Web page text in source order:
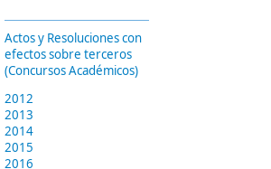
Actos y Resoluciones con
efectos sobre terceros
(Concursos Académicos)
2012
2013
2014
2015
2016